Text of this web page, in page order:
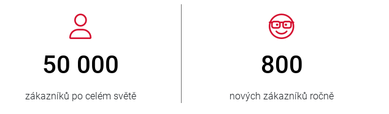
150
zásobovaných zemí
> 15 000
variant hadicových ventilů